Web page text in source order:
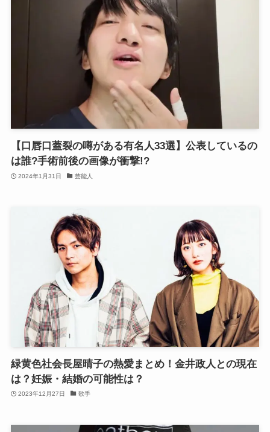
【口唇口蓋裂の噂がある有名人33選】公表しているの
は誰?手術前後の画像が衝撃!?
2024年1月31日 芸能人
緑黄色社会長屋晴子の熱愛まとめ！金井政人との現在
は？妊娠・結婚の可能性は？
2023年12月27日 歌手